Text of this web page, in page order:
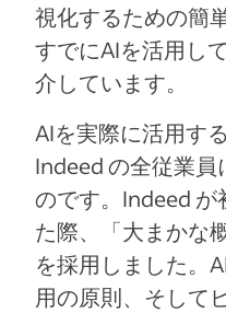
視化するための簡
すでにAIを活用し
介しています。
AIを実際に活用す
Indeed の全従業員
のです。Indeed が
た際、「大まかな
を採用しました。
用の原則、そして